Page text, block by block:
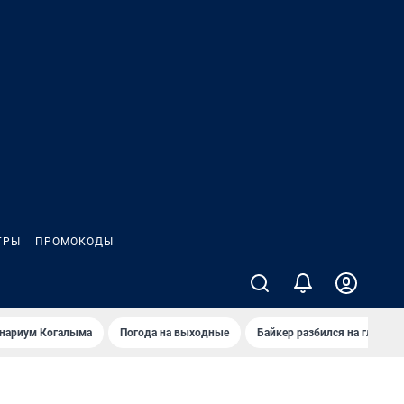
ПРОМОКОДЫ
Когалыма Погода на выходные Байкер разбился на глазах